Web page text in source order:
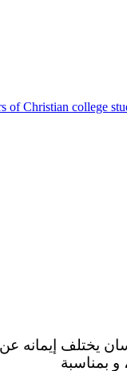
of Christian college
يختلف إيمانه
و بمناسبة